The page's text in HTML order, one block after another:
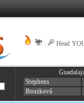
Head
Stephens
Bouzková